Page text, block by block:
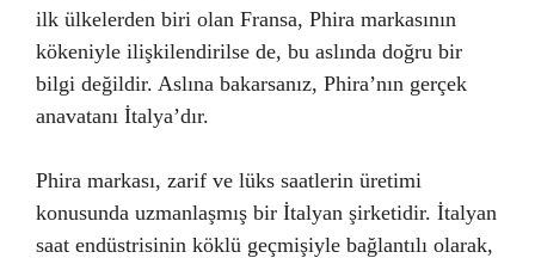
ilk ülkelerden biri olan Fransa, Phira markasının
kökeniyle ilişkilendirilse de, bu aslında doğru bir
bilgi değildir. Aslına bakarsanız, Phira’nın gerçek
anavatanı İtalya’dır.
Phira markası, zarif ve lüks saatlerin üretimi
konusunda uzmanlaşmış bir İtalyan şirketidir. İtalyan
saat endüstrisinin köklü geçmişiyle bağlantılı olarak,